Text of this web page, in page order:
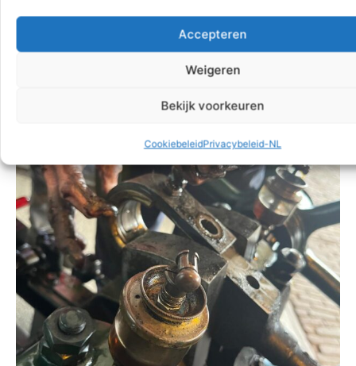
Accepteren
Weigeren
Bekijk voorkeuren
CookiebeleidPrivacybeleid-NL